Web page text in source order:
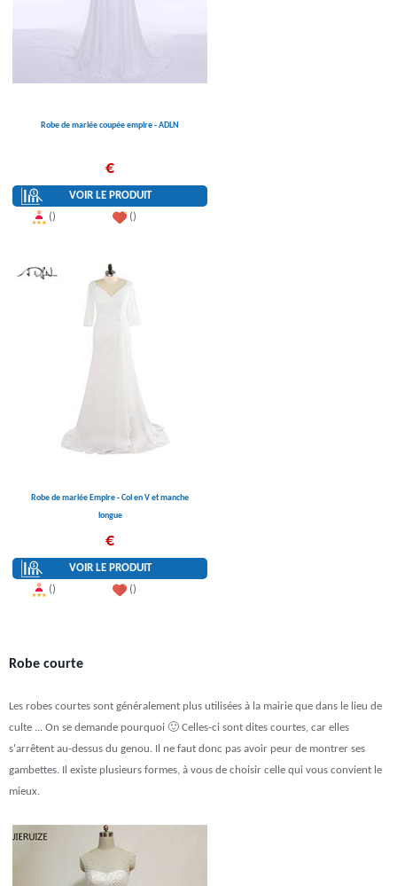
Robe de mariée coupée empire - ADLN
€
VOIR LE PRODUIT
()
()
Robe de mariée Empire - Col en V et manche
longue
€
VOIR LE PRODUIT
()
()
Robe courte
Les robes courtes sont généralement plus utilisées à la mairie que dans le lieu de
culte ... On se demande pourquoi 🙂 Celles-ci sont dites courtes, car elles
s'arrêtent au-dessus du genou. Il ne faut donc pas avoir peur de montrer ses
gambettes. Il existe plusieurs formes, à vous de choisir celle qui vous convient le
mieux.